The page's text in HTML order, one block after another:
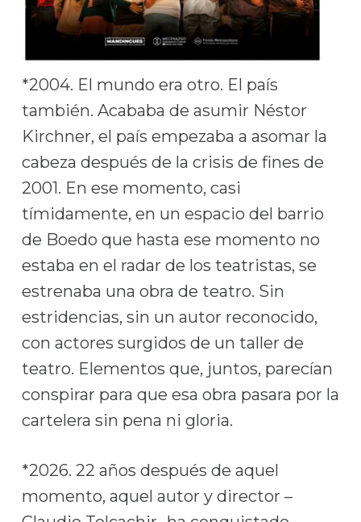
*2004. El mundo era otro. El país
también. Acababa de asumir Néstor
Kirchner, el país empezaba a asomar la
cabeza después de la crisis de fines de
2001. En ese momento, casi
tímidamente, en un espacio del barrio
de Boedo que hasta ese momento no
estaba en el radar de los teatristas, se
estrenaba una obra de teatro. Sin
estridencias, sin un autor reconocido,
con actores surgidos de un taller de
teatro. Elementos que, juntos, parecían
conspirar para que esa obra pasara por la
cartelera sin pena ni gloria.
*2026. 22 años después de aquel
momento, aquel autor y director –